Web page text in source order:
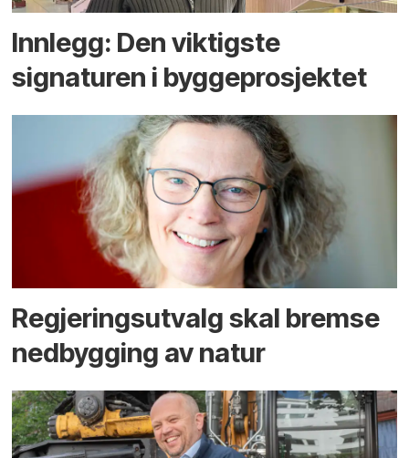
Innlegg: Den viktigste
signaturen i bygge­­prosjektet
Regjerings­utvalg skal bremse
ned­bygging av natur